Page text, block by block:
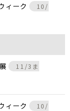
ィーク
10/
11/3ま
ィーク
10/